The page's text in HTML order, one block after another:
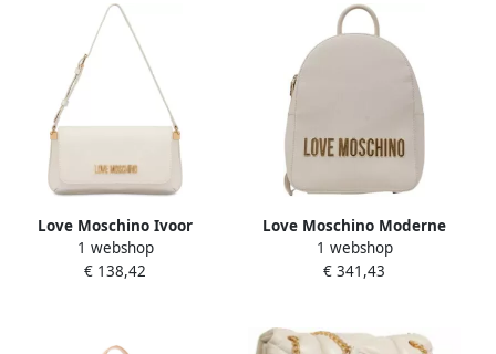
Love Moschino Ivoor
Schoudertas voor Vrouwen
Beige Dames
1 webshop
€ 138,42
Love Moschino Moderne
Polyurethaan Damesrugzak
Collectie Beige Dames
1 webshop
€ 341,43